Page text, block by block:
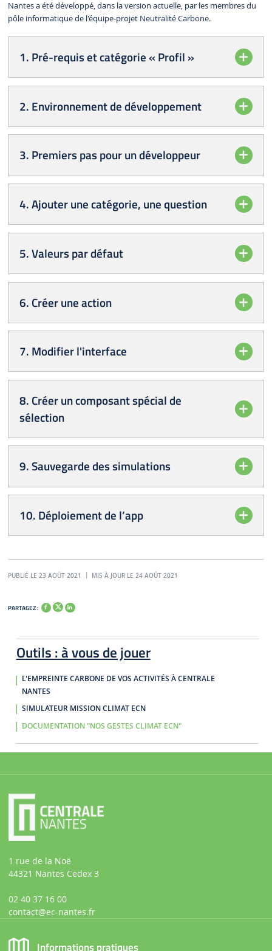
Outils : à vous de jouer
L'EMPREINTE CARBONE DE VOS ACTIVITÉS À CENTRALE
NANTES
SIMULATEUR MISSION CLIMAT ECN
DOCUMENTATION "NOS GESTES CLIMAT ECN"
Nantes a été développé, dans la version actuelle, par les membres du
pôle informatique de l'équipe-projet Neutralité Carbone.
1. Pré-requis et catégorie « Profil »
2. Environnement de développement
3. Premiers pas pour un développeur
4. Ajouter une catégorie, une question
5. Valeurs par défaut
6. Créer une action
7. Modifier l'interface
8. Créer un composant spécial de
sélection
9. Sauvegarde des simulations
10. Déploiement de l’app
PUBLIÉ LE 23 AOÛT 2021 MIS À JOUR LE 24 AOÛT 2021
PARTAGEZ :
1 rue de la Noë
44321 Nantes Cedex 3
02 40 37 16 00
contact@ec-nantes.fr
Informations pratiques